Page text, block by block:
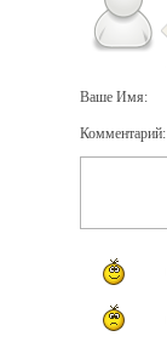
Ваше Имя:
Комментарий: